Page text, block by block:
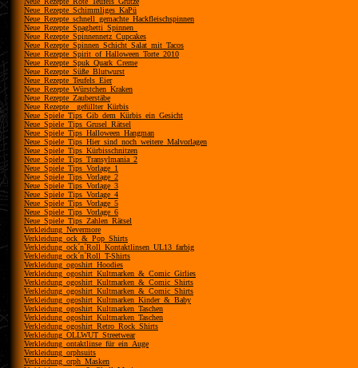
Neue_Rezepte_Schimmliges_KaPü
Neue_Rezepte_schnell_gemachte_Hackfleischspinnen
Neue_Rezepte_Spaghetti_Spinnen_
Neue_Rezepte_Spinnennetz_Cupcakes
Neue_Rezepte_Spinnen_Schicht_Salat_mit_Tacos
Neue_Rezepte_Spirit_of_Halloween_Torte_2010
Neue_Rezepte_Spuk_Quark_Creme
Neue_Rezepte_Süße_Blutwurst
Neue_Rezepte_Teufels_Eier
Neue_Rezepte_Würstchen_Kraken
Neue_Rezepte_Zauberstäbe
Neue_Rezepte__gefüllter_Kürbis
Neue_Spiele_Tips_Gib_dem_Kürbis_ein_Gesicht
Neue_Spiele_Tips_Grusel_Rätsel
Neue_Spiele_Tips_Halloween_Hangman
Neue_Spiele_Tips_Hier_sind_noch_weitere_Malvorlagen
Neue_Spiele_Tips_Kürbisschnitzen
Neue_Spiele_Tips_Transylmania_2
Neue_Spiele_Tips_Vorlage_1
Neue_Spiele_Tips_Vorlage_2
Neue_Spiele_Tips_Vorlage_3
Neue_Spiele_Tips_Vorlage_4
Neue_Spiele_Tips_Vorlage_5
Neue_Spiele_Tips_Vorlage_6
Neue_Spiele_Tips_Zahlen_Rätsel
Verkleidung_Nevermore
Verkleidung_ock_&_Pop_Shirts
Verkleidung_ock´n´Roll_Kontaktlinsen_UL13_farbig
Verkleidung_ock´n´Roll_T-Shirts
Verkleidung_ogoshirt_Hoodies
Verkleidung_ogoshirt_Kultmarken_&_Comic_Girlies
Verkleidung_ogoshirt_Kultmarken_&_Comic_Shirts
Verkleidung_ogoshirt_Kultmarken_&_Comic_Shirts
Verkleidung_ogoshirt_Kultmarken_Kinder_&_Baby
Verkleidung_ogoshirt_Kultmarken_Taschen
Verkleidung_ogoshirt_Kultmarken_Taschen
Verkleidung_ogoshirt_Retro_Rock_Shirts
Verkleidung_OLLWUT_Streetwear
Verkleidung_ontaktlinse_für_ein_Auge
Verkleidung_orphsuits
Verkleidung_orph_Masken